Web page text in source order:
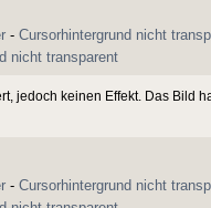
- Cursorhintergrund nicht
nicht transparent
jedoch keinen Effekt. Das Bild
- Cursorhintergrund nicht